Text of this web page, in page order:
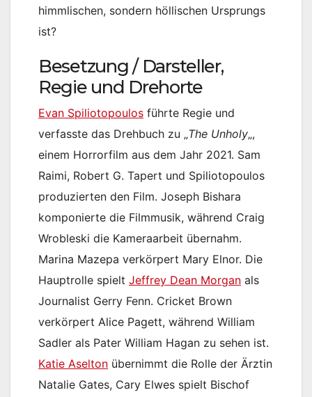
himmlischen, sondern höllischen Ursprungs
ist?
Besetzung / Darsteller,
Regie und Drehorte
Evan Spiliotopoulos führte Regie und
verfasste das Drehbuch zu „The Unholy„,
einem Horrorfilm aus dem Jahr 2021. Sam
Raimi, Robert G. Tapert und Spiliotopoulos
produzierten den Film. Joseph Bishara
komponierte die Filmmusik, während Craig
Wrobleski die Kameraarbeit übernahm.
Marina Mazepa verkörpert Mary Elnor. Die
Hauptrolle spielt Jeffrey Dean Morgan als
Journalist Gerry Fenn. Cricket Brown
verkörpert Alice Pagett, während William
Sadler als Pater William Hagan zu sehen ist.
Katie Aselton übernimmt die Rolle der Ärztin
Natalie Gates, Cary Elwes spielt Bischof